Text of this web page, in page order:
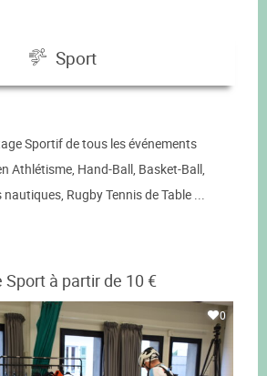
Sport
Sportif de tous les événements
Athlétisme, Hand-Ball, Basket-Ball,
Rugby Tennis de Table ...
Sport à partir de 10 €
0